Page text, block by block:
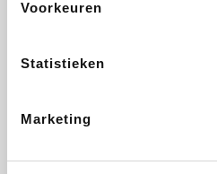
Voorkeuren
Statistieken
Marketing
CheapTickets.be